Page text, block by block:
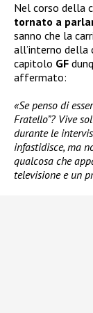
Nel corso della
tornato a
sanno che la
all’interno della
capitolo GF
affermato:
«Se penso di
Fratello”? Vive
durante le
infastidisce, ma
qualcosa che
televisione e un